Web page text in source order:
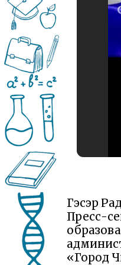
Гэсэр
Пресс-
«Город